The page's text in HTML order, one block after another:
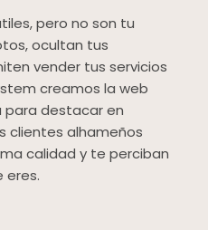
pero no son tu
ocultan tus
vender tus servicios
creamos la web
destacar en
clientes alhameños
calidad y te perciban
eres.